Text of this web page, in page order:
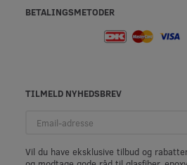
BETALINGSMETODER
TILMELD NYHEDSBREV
adresse
Vil du have eksklusive tilbud og